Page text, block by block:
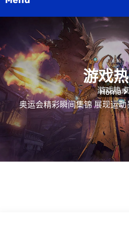
游戏
Home
奥运会精彩瞬间集锦 展现运